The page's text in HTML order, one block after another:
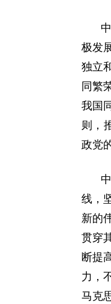
极发
独立
同繁
我国
则，
政党
线，
新的
贯穿
断提
力，
马克